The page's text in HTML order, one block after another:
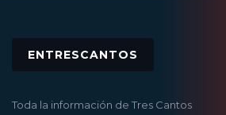
ENTRESCANTOS
Toda la información de Tres Cantos